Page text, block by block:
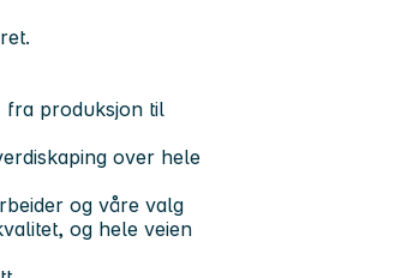
fra produksjon til
over hele
og våre valg
og hele veien